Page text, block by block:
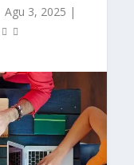
Agu 3, 2025 |